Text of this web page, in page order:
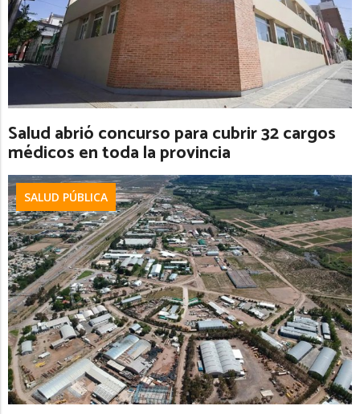
Salud abrió concurso para cubrir 32 cargos
médicos en toda la provincia
SALUD PÚBLICA